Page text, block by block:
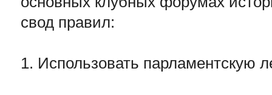
свод правил:
1. Использовать парламентскую